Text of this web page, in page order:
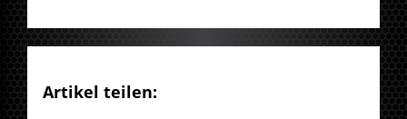
Artikel teilen: